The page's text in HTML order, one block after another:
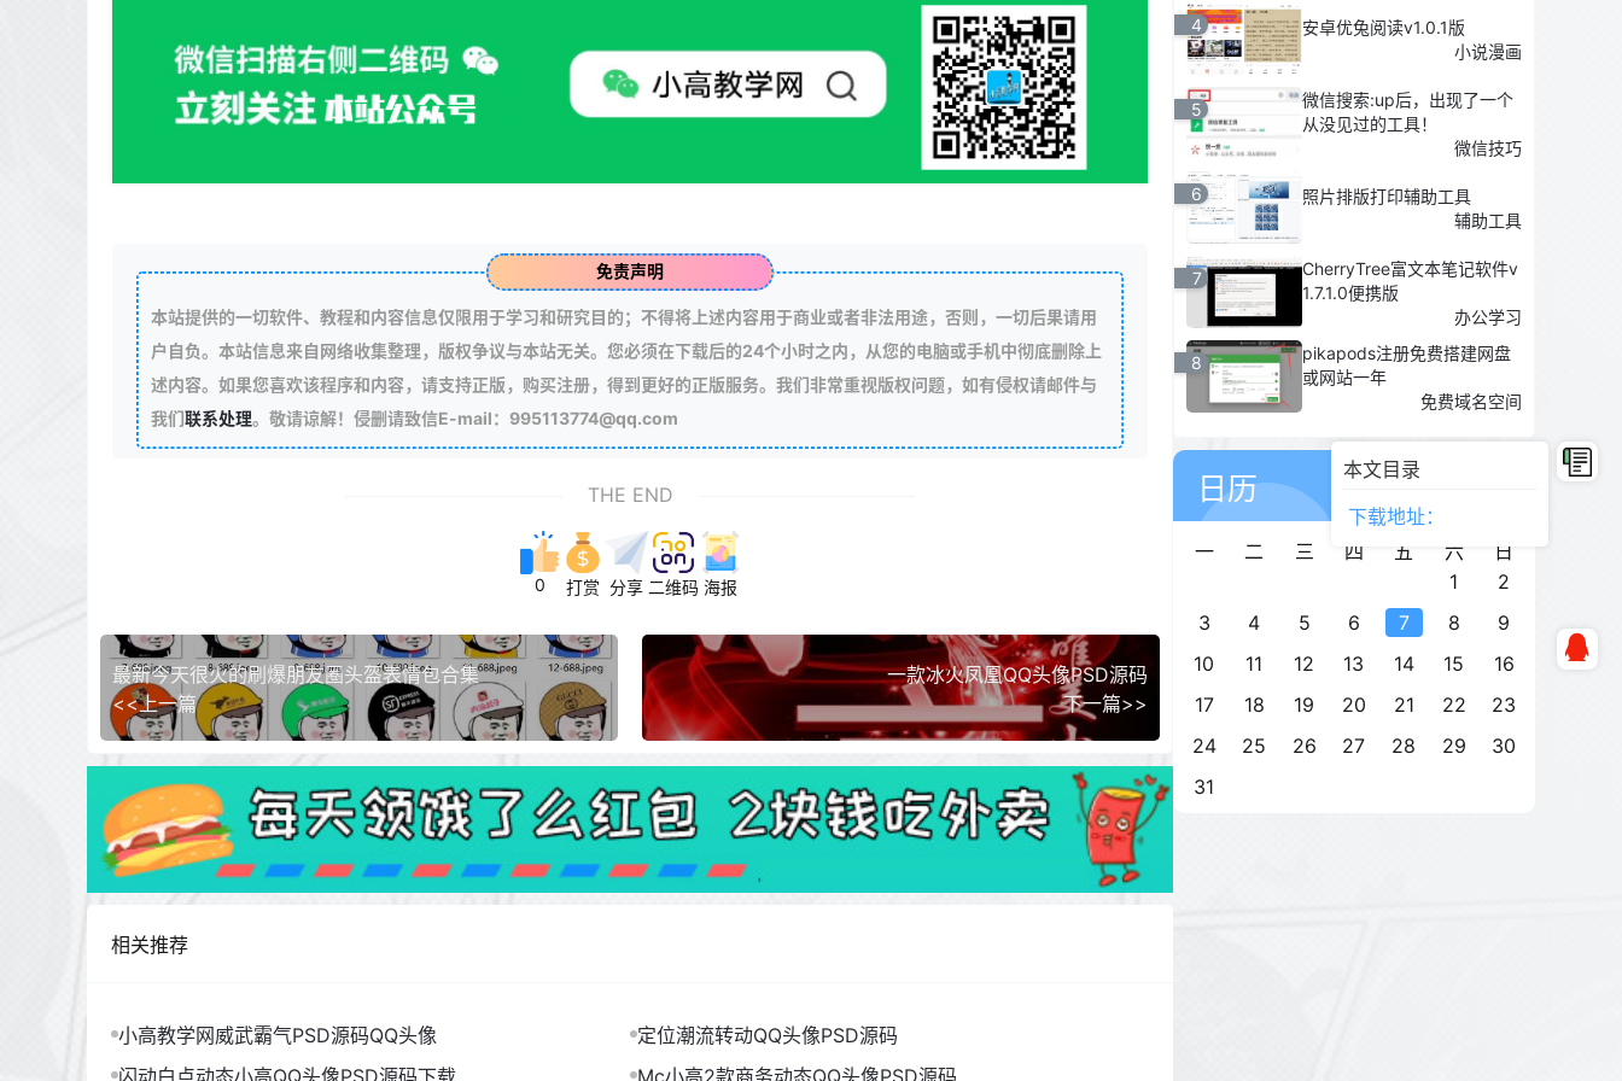
本文目录
下载地址：
免责声明
本站提供的一切软件、教程和内容信息仅限用于学习和研究目的；不得将上述内容用于商业或者非法用途，否则，一切后果请用
户自负。本站信息来自网络收集整理，版权争议与本站无关。您必须在下载后的24个小时之内，从您的电脑或手机中彻底删除上
述内容。如果您喜欢该程序和内容，请支持正版，购买注册，得到更好的正版服务。我们非常重视版权问题，如有侵权请邮件与
我们联系处理。敬请谅解！侵删请致信E-mail：995113774@qq.com
THE END
0 打赏 分享 二维码 海报
最新今天很火的刷爆朋友圈头盔表情包合集
<<上一篇
一款冰火凤凰QQ头像PSD源码
下一篇>>
相关推荐
小高教学网威武霸气PSD源码QQ头像
定位潮流转动QQ头像PSD源码
4
安卓优兔阅读v1.0.1版
小说漫画
5
微信搜索:up后，出现了一个
从没见过的工具！
微信技巧
6
照片排版打印辅助工具
辅助工具
7
CherryTree富文本笔记软件v
1.7.1.0便携版
办公学习
8
pikapods注册免费搭建网盘
或网站一年
免费域名空间
日历
星期五
一 二 三 四 五 六
日
1
2
3
4 5 6 7 8
9
10
11 12 13 14 15
16
17
18 19 20 21 22
23
24
25 26 27 28 29
30
31